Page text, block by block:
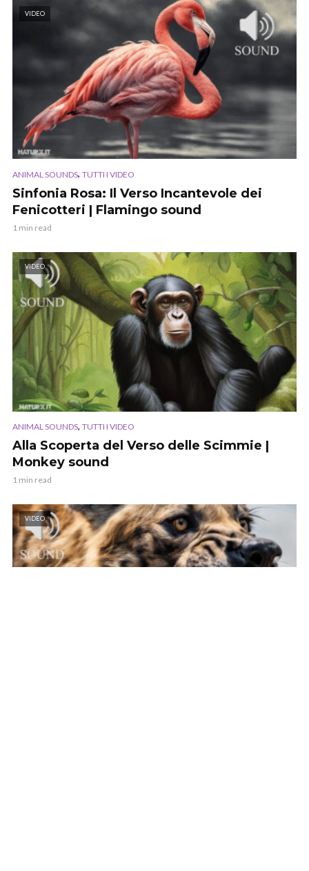
VIDEO
ANIMAL SOUNDS, TUTTI I VIDEO
Sinfonia Rosa: Il Verso Incantevole dei
Fenicotteri | Flamingo sound
1 min read
VIDEO
ANIMAL SOUNDS, TUTTI I VIDEO
Alla Scoperta del Verso delle Scimmie |
Monkey sound
1 min read
VIDEO